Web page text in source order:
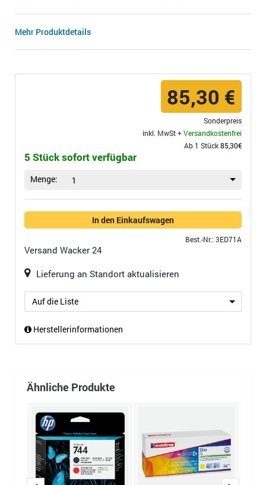
Mehr Produktdetails
85,30 €
Sonderpreis
inkl. MwSt +Versandkostenfrei
Ab 1 Stück85,30€
5 Stück sofort verfügbar
Menge: 1
In den Einkaufswagen
Best.-Nr.: 3ED71A
Versand Wacker 24
Lieferung an Standort aktualisieren
Auf die Liste
Herstellerinformationen
Ähnliche Produkte